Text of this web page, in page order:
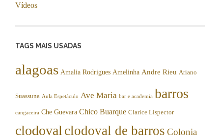
Vídeos
TAGS MAIS USADAS
alagoas Amalia Rodrigues Amelinha Andre Rieu Ariano
Suassuna Aula Espetáculo Ave Maria bar e academia barros
cangaceira Che Guevara Chico Buarque Clarice Lispector
clodoval clodoval de barros Colonia